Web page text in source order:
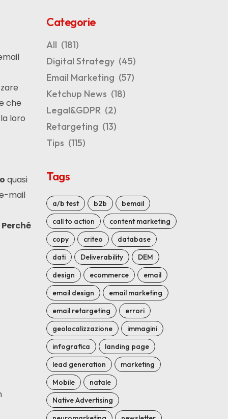
che
loro
quasi
mail
Perché
Categorie
All (181)
Digital Strategy (45)
Email Marketing (57)
Ketchup News (18)
Legal&GDPR (2)
Retargeting (13)
Tips (115)
Tags
a/b test b2b
bemail
call to action
content marketing
copy
criteo
database
dati
Deliverability
DEM
design
ecommerce
email
email design
email marketing
email retargeting
errori
geolocalizzazione
immagini
infografica
landing page
lead generation
marketing
Mobile
natale
Native Advertising